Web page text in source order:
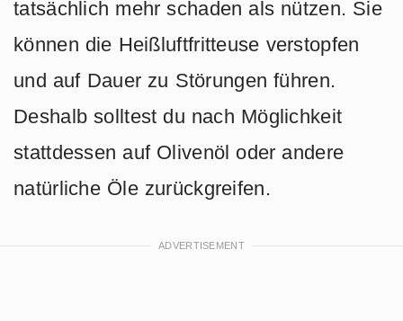
tatsächlich mehr schaden als nützen. Sie
können die Heißluftfritteuse verstopfen
und auf Dauer zu Störungen führen.
Deshalb solltest du nach Möglichkeit
stattdessen auf Olivenöl oder andere
natürliche Öle zurückgreifen.